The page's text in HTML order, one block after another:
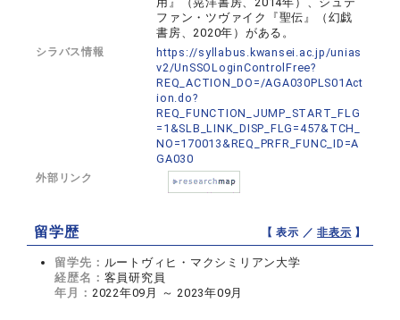
ファン・ツヴァイク『聖伝』（幻戯
書房、2020年）がある。
シラバス情報
https://syllabus.kwansei.ac.jp/unias
v2/UnSSOLoginControlFree?
REQ_ACTION_DO=/AGA030PLS01Act
ion.do?
REQ_FUNCTION_JUMP_START_FLG
=1&SLB_LINK_DISP_FLG=457&TCH_
NO=170013&REQ_PRFR_FUNC_ID=A
GA030
外部リンク
留学歴 【 表示 ／非表示 】
留学先： ルートヴィヒ・マクシミリアン大学
経歴名： 客員研究員
年月： 2022年09月 ～ 2023年09月